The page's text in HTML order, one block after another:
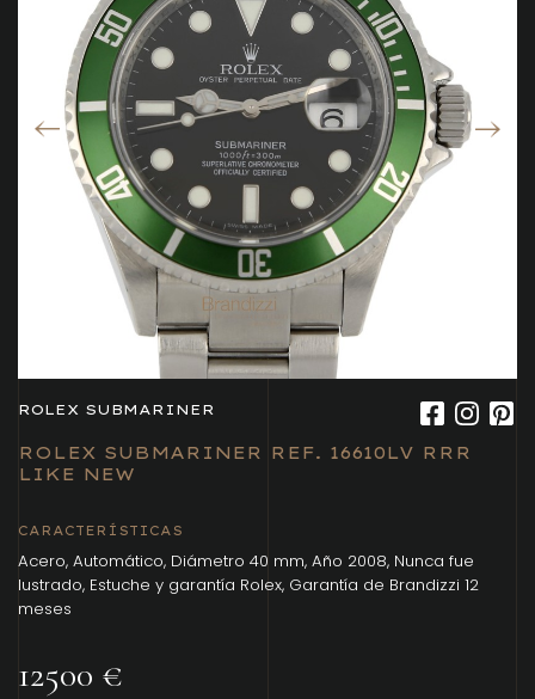
ROLEX SUBMARINER
ROLEX SUBMARINER REF. 16610LV RRR
LIKE NEW
CARACTERÍSTICAS
Acero, Automático, Diámetro 40 mm, Año 2008, Nunca fue
lustrado, Estuche y garantía Rolex, Garantía de Brandizzi 12
meses
12500 €